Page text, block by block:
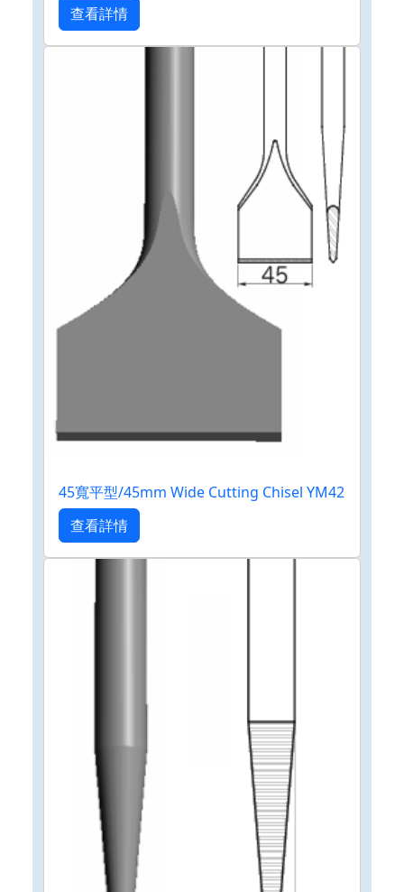
查看詳情
45寬平型/45mm Wide Cutting Chisel YM42
查看詳情